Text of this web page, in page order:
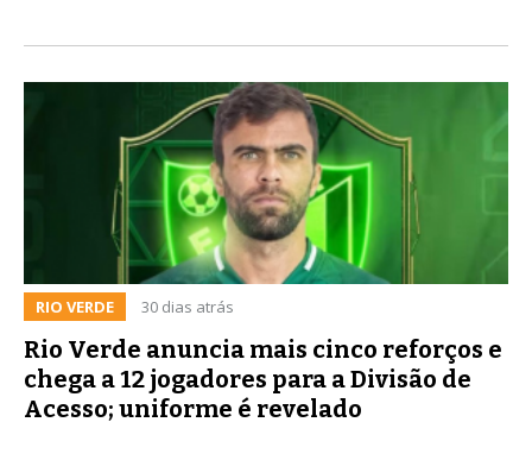
RIO VERDE 30 dias atrás
Rio Verde anuncia mais cinco reforços e
chega a 12 jogadores para a Divisão de
Acesso; uniforme é revelado